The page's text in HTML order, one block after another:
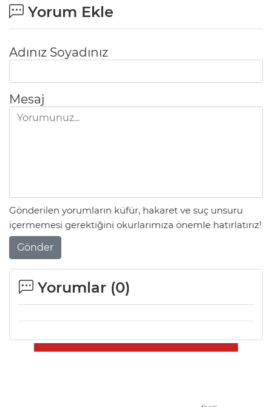
Yorum Ekle
Adınız Soyadınız
Mesaj
Gönderilen yorumların küfür, hakaret ve suç unsuru
içermemesi gerektiğini okurlarımıza önemle hatırlatırız!
Gönder
Yorumlar (0)